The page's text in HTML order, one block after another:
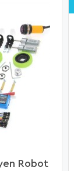
Robot